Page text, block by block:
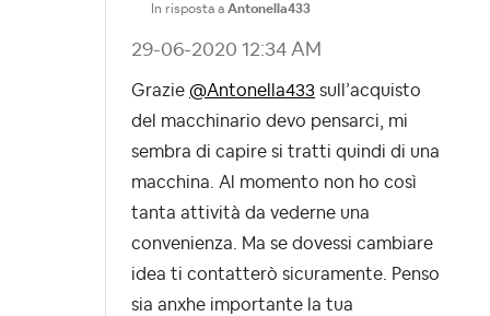
In risposta a Antonella433
‎29-06-2020 12:34 AM
Grazie @Antonella433 sull’acquisto
del macchinario devo pensarci, mi
sembra di capire si tratti quindi di una
macchina. Al momento non ho così
tanta attività da vederne una
convenienza. Ma se dovessi cambiare
idea ti contatterò sicuramente. Penso
sia anxhe importante la tua